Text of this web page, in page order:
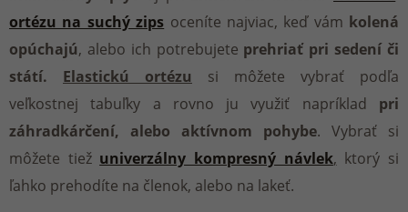
ortézu na suchý zips oceníte najviac, keď vám kolená
opúchajú, alebo ich potrebujete prehriať pri sedení či
státí.
Elastickú ortézu si môžete vybrať podľa
veľkostnej tabuľky a rovno ju využiť napríklad pri
záhradkárčení, alebo aktívnom pohybe. Vybrať si
môžete tiež univerzálny kompresný návlek, ktorý si
ľahko prehodíte na členok, alebo na lakeť.